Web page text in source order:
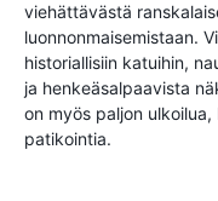
viehättävästä
luonnonmaisemistaan.
historiallisiin katuihin,
ja henkeäsalpaavista
on myös paljon
patikointia.